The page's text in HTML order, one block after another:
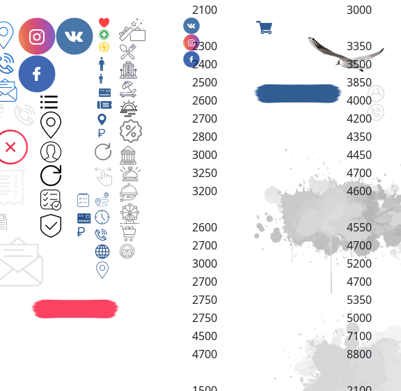
2100
3000
2300
3350
2400
3500
2500
3850
2600
4000
2700
4200
2800
4350
3000
4450
3250
4700
3200
4600
2600
4550
2700
4700
3000
5200
2700
4700
2750
5350
2750
5000
4500
7100
4700
8800